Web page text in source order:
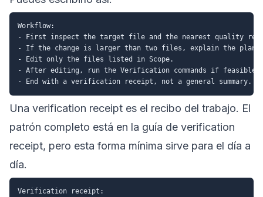
Workflow:
- First inspect the target file and the nearest quality
- If the change is larger than two files, explain the plan
- Edit only the files listed in Scope.
- After editing, run the Verification commands if feasible.
Una verification receipt es el recibo del trabajo. El
patrón completo está en la guía de verification
receipt, pero esta forma mínima sirve para el día a
día.
Verification receipt: